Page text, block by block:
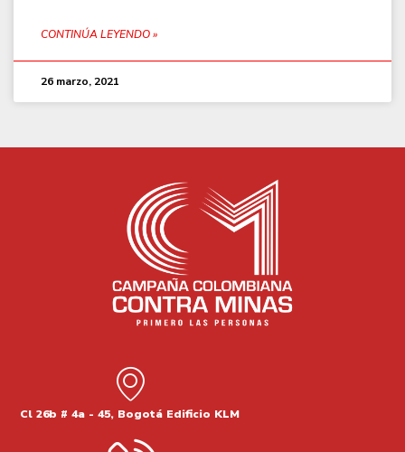
CONTINÚA LEYENDO »
26 marzo, 2021
Cl 26b # 4a - 45, Bogotá Edificio KLM